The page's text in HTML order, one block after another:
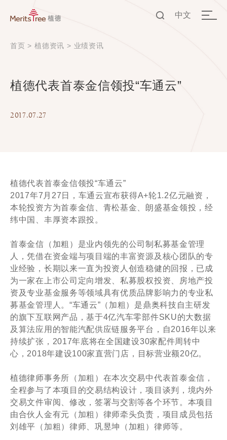
中文
首页 > 植德资讯 > 业绩资讯
植德代表首泰金信领投“车通云”
2017.07.27
植德代表首泰金信领投“车通云”
2017年7月27日，车通云宣布获得A+轮1.2亿元融资，
本轮投资方为首泰金信、青松基金、朗盛基金领投，经
纬中国、丰厚资本跟投。
首泰金信（加粗）是业内领先的公司制私募基金管理
人，凭借在资金端与项目端的丰富资源及核心团队的专
业经验，长期以来一直为投资人创造稳健的回报，已成
为一家在上市公司定向增发、私募股权投资、房地产投
资及专业基金服务等领域具有优质品牌影响力的专业私
募基金管理人。“车通云”（加粗）是鼎奥科技自主研发
的旗下互联网产品，基于4亿汽车零部件SKU的大数据
及算法应用的智能汽配供应链服务平台，自2016年以来
持续扩张，2017年底将在全国建设30家配件周转中
心，2018年建设100家直营门店，目标营业额20亿。
植德律师事务所（加粗）在本次交易中代表首泰金信，
全程参与了本项目的交易结构设计，项目谈判，境内外
交易文件审阅、修改，签署与交割等各个环节。本项目
由合伙人金有元（加粗）律师牵头负责，项目成员包括
刘雄平（加粗）律师、巩昱坤（加粗）律师等。